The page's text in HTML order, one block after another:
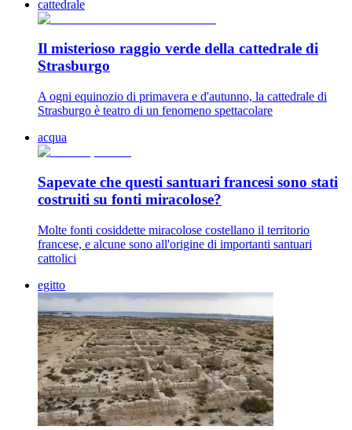
cattedrale
Il misterioso raggio verde della cattedrale di
Strasburgo
A ogni equinozio di primavera e d'autunno, la cattedrale di
Strasburgo è teatro di un fenomeno spettacolare
acqua
Sapevate che questi santuari francesi sono stati
costruiti su fonti miracolose?
Molte fonti cosiddette miracolose costellano il territorio
francese, e alcune sono all'origine di importanti santuari
cattolici
egitto